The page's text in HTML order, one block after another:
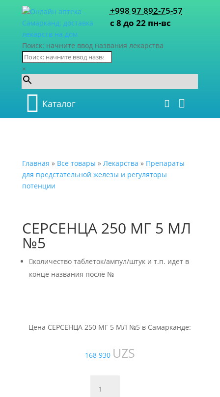
+998 97 892-75-57
с 8 до 22 пн-вс
Поиск: начните ввод названия лекарства
×
Каталог
Главная » Все товары » Лекарства » Препараты
для предстательной железы и регуляторы
потенции
СЕРСЕНЦА 250 МГ 5 МЛ
№5
количество таблеток/ампул/штук и т.п. идет в
конце названия после №
Цена СЕРСЕНЦА 250 МГ 5 МЛ №5 в Самарканде:
168 930 UZS
товара